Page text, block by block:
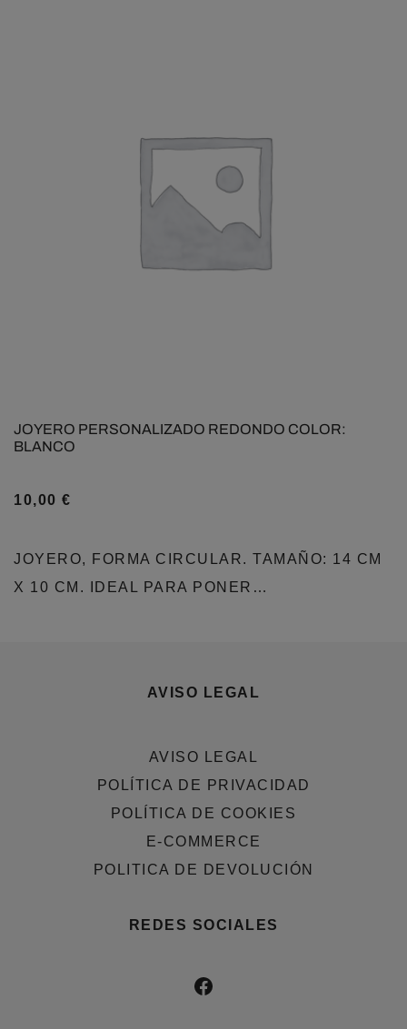
JOYERO PERSONALIZADO REDONDO COLOR:
BLANCO
10,00 €
JOYERO, FORMA CIRCULAR. TAMAÑO: 14 CM
X 10 CM. IDEAL PARA PONER…
AVISO LEGAL
AVISO LEGAL
POLÍTICA DE PRIVACIDAD
POLÍTICA DE COOKIES
E-COMMERCE
POLITICA DE DEVOLUCIÓN
REDES SOCIALES
FACEBOOK